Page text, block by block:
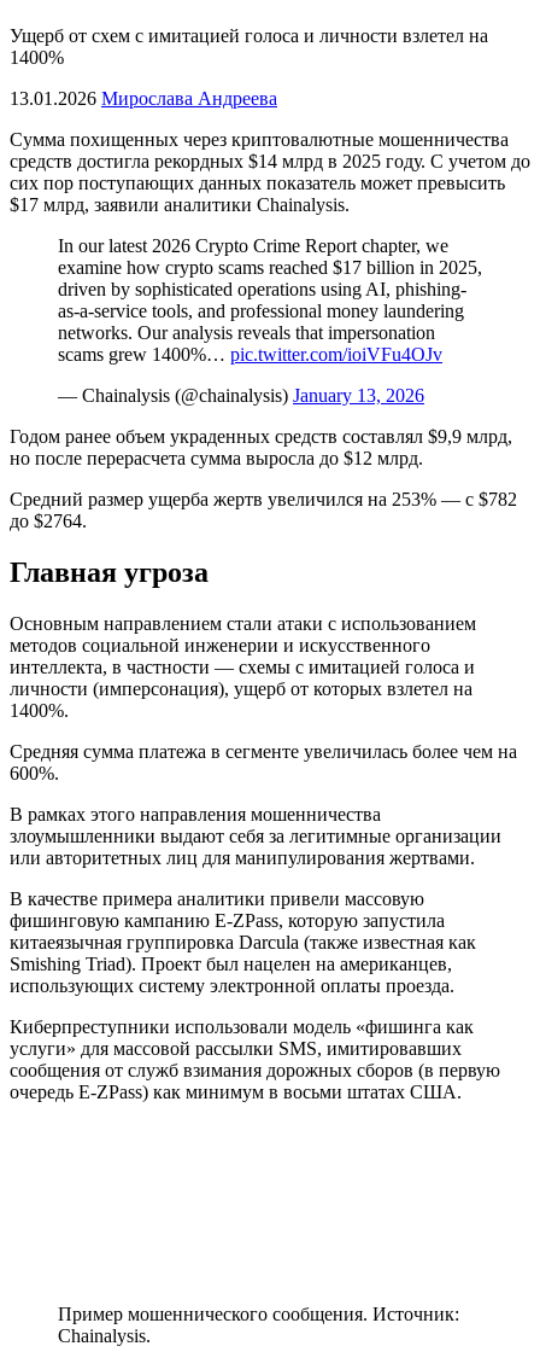
Ущерб от схем с имитацией голоса и личности взлетел на
1400%
13.01.2026 Мирослава Андреева
Сумма похищенных через криптовалютные мошенничества
средств достигла рекордных $14 млрд в 2025 году. С учетом до
сих пор поступающих данных показатель может превысить
$17 млрд, заявили аналитики Chainalysis.
In our latest 2026 Crypto Crime Report chapter, we
examine how crypto scams reached $17 billion in 2025,
driven by sophisticated operations using AI, phishing-
as-a-service tools, and professional money laundering
networks. Our analysis reveals that impersonation
scams grew 1400%… pic.twitter.com/ioiVFu4OJv
— Chainalysis (@chainalysis) January 13, 2026
Годом ранее объем украденных средств составлял $9,9 млрд,
но после перерасчета сумма выросла до $12 млрд.
Средний размер ущерба жертв увеличился на 253% — с $782
до $2764.
Главная угроза
Основным направлением стали атаки с использованием
методов социальной инженерии и искусственного
интеллекта, в частности — схемы с имитацией голоса и
личности (имперсонация), ущерб от которых взлетел на
1400%.
Средняя сумма платежа в сегменте увеличилась более чем на
600%.
В рамках этого направления мошенничества
злоумышленники выдают себя за легитимные организации
или авторитетных лиц для манипулирования жертвами.
В качестве примера аналитики привели массовую
фишинговую кампанию E-ZPass, которую запустила
китаеязычная группировка Darcula (также известная как
Smishing Triad). Проект был нацелен на американцев,
использующих систему электронной оплаты проезда.
Киберпреступники использовали модель «фишинга как
услуги» для массовой рассылки SMS, имитировавших
сообщения от служб взимания дорожных сборов (в первую
очередь E‑ZPass) как минимум в восьми штатах США.
Пример мошеннического сообщения. Источник:
Chainalysis.